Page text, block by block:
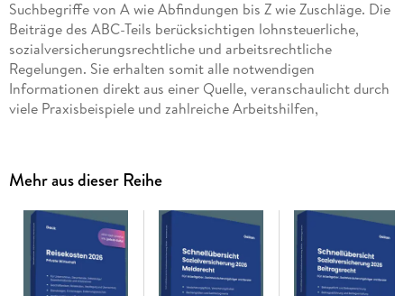
Suchbegriffe von A wie Abfindungen bis Z wie Zuschläge. Die
Beiträge des ABC-Teils berücksichtigen lohnsteuerliche,
sozialversicherungsrechtliche und arbeitsrechtliche
Regelungen. Sie erhalten somit alle notwendigen
Informationen direkt aus einer Quelle, veranschaulicht durch
viele Praxisbeispiele und zahlreiche Arbeitshilfen,
Sozialversicherungsträger, die bequem unter www. juris. de
abgerufen werden können. Das ABC des Lohnbüros 2025 ein
unverzichtbarer Ratgeber für Ihre Lohn- und
Gehaltsabrechnung.
Stets auf Augenhöhe mit dem Prüfer! Das ABC des
Mehr aus dieser Reihe